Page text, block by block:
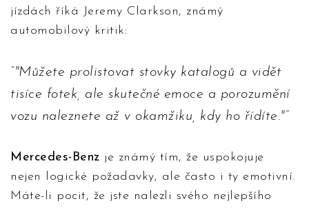
jízdách říká Jeremy Clarkson, známý
automobilový kritik:
"Můžete prolistovat stovky katalogů a vidět
tisíce fotek, ale skutečné emoce a porozumění
vozu naleznete až v okamžiku, kdy ho řídíte."
Mercedes-Benz je známý tím, že uspokojuje
nejen logické požadavky, ale často i ty emotivní.
Máte-li pocit, že jste nalezli svého nejlepšího